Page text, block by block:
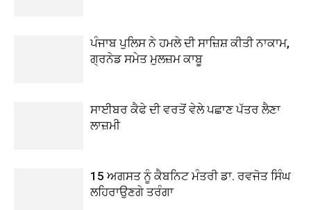
ਪੰਜਾਬ ਪੁਲਿਸ ਨੇ ਹਮਲੇ ਦੀ ਸਾਜ਼ਿਸ਼ ਕੀਤੀ ਨਾਕਾਮ,
ਗ੍ਰਨੇਡ ਸਮੇਤ ਮੁਲਜ਼ਮ ਕਾਬੂ
ਸਾਈਬਰ ਕੈਫੇ ਦੀ ਵਰਤੋਂ ਵੇਲੇ ਪਛਾਣ ਪੱਤਰ ਲੈਣਾ
ਲਾਜ਼ਮੀ
15 ਅਗਸਤ ਨੂੰ ਕੈਬਨਿਟ ਮੰਤਰੀ ਡਾ. ਰਵਜੋਤ ਸਿੰਘ
ਲਹਿਰਾਉਣਗੇ ਤਰੰਗਾ